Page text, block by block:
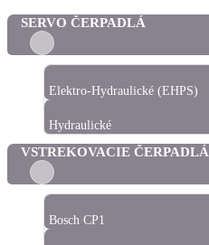
SERVO ČERPADLÁ
Elektro-Hydraulické (EHPS)
Hydraulické
VSTREKOVACIE ČERPADLÁ
Bosch CP1